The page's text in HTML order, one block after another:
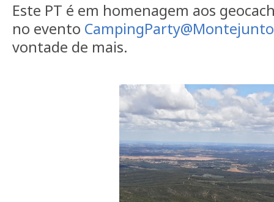
Este PT é em homenagem aos
no evento
vontade de mais.